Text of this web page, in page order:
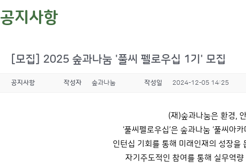
공지사항
[모집] 2025 숲과나눔 '풀씨 펠로우십 1기' 모집
공지사항 작성자 숲과나눔 작성일 2024-12-05 14:25
(재)숲과나눔은 환경,
‘풀씨펠로우십’은 숲과나눔 ‘풀씨아
인턴십 기회를 통해 미래인재의 성장을
자기주도적인 참여를 통해 실무역